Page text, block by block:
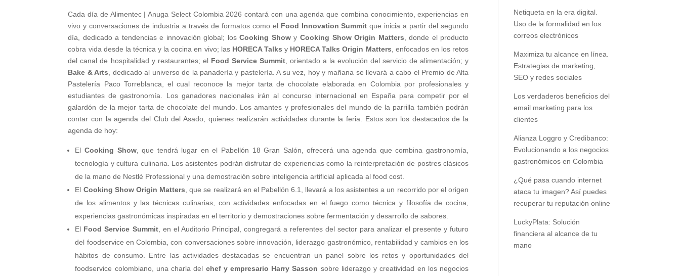
Cada día de Alimentec | Anuga Select Colombia 2026 contará con una agenda que combina conocimiento, experiencias en
vivo y conversaciones de industria a través de formatos como el Food Innovation Summitque inicia a partir del segundo
día, dedicado a tendencias e innovación global; losCooking Showy Cooking Show Origin Matters , donde el producto
cobra vida desde la técnica y la cocina en vivo; las HORECA Talks y HORECA Talks Origin Matters , enfocados en los retos
del canal de hospitalidad y restaurantes; el Food Service Summit, orientado a la evolución del servicio de alimentación; y
Bake & Arts , dedicado al universo de la panadería y pastelería. A su vez, hoy y mañana se llevará a cabo el Premio de Alta
Pastelería Paco Torreblanca, el cual reconoce la mejor tarta de chocolate elaborada en Colombia por profesionales y
estudiantes de gastronomía. Los ganadores nacionales irán al concurso internacional en España para competir por el
galardón de la mejor tarta de chocolate del mundo. Los amantes y profesionales del mundo de la parrilla también podrán
contar con la agenda del Club del Asado, quienes realizarán actividades durante la feria. Estos son los destacados de la
agenda de hoy:
El Cooking Show, que tendrá lugar en el Pabellón 18 Gran Salón, ofrecerá una agenda que combina gastronomía,
tecnología y cultura culinaria. Los asistentes podrán disfrutar de experiencias como la reinterpretación de postres clásicos
de la mano de Nestlé Professional y una demostración sobre inteligencia artificial aplicada al food cost.
El Cooking Show Origin Matters , que se realizará en el Pabellón 6.1, llevará a los asistentes a un recorrido por el origen
de los alimentos y las técnicas culinarias, con actividades enfocadas en el fuego como técnica y filosofía de cocina,
experiencias gastronómicas inspiradas en el territorio y demostraciones sobre fermentación y desarrollo de sabores.
El Food Service Summit, en el Auditorio Principal, congregará a referentes del sector para analizar el presente y futuro
del foodservice en Colombia, con conversaciones sobre innovación, liderazgo gastronómico, rentabilidad y cambios en los
hábitos de consumo. Entre las actividades destacadas se encuentran un panel sobre los retos y oportunidades del
foodservice colombiano, una charla del chef y empresario Harry Sasson sobre liderazgo y creatividad en los negocios
Netiqueta en la era digital.
Uso de la formalidad en los
correos electrónicos
Maximiza tu alcance en línea.
Estrategias de marketing,
SEO y redes sociales
Los verdaderos beneficios del
email marketing para los
clientes
Alianza Loggro y Credibanco:
Evolucionando a los negocios
gastronómicos en Colombia
¿Qué pasa cuando internet
ataca tu imagen? Así puedes
recuperar tu reputación online
LuckyPlata: Solución
financiera al alcance de tu
mano